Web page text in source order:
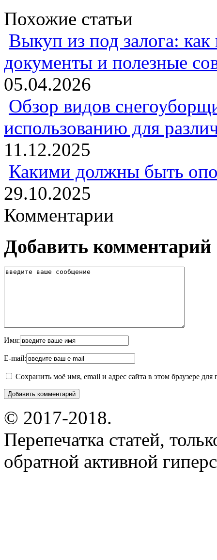
Похожие статьи
Выкуп из под залога:
документы и полезные
05.04.2026
Обзор видов
использованию для
11.12.2025
Какими должны быть
29.10.2025
Комментарии
Добавить комментарий
Имя:
E-mail:
Сохранить моё имя, email и адрес сайта в этом браузере
© 2017-2018.
Перепечатка статей,
обратной активной